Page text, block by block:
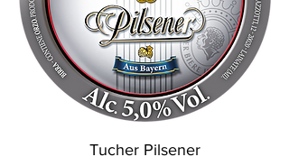
Tucher Pilsener